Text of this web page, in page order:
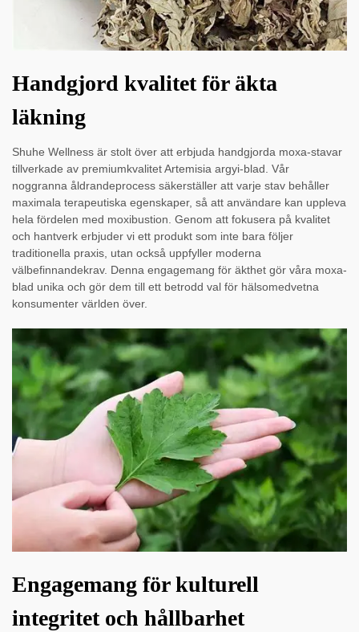
Handgjord kvalitet för äkta
läkning
Shuhe Wellness är stolt över att erbjuda handgjorda moxa-stavar
tillverkade av premiumkvalitet Artemisia argyi-blad. Vår
noggranna åldrandeprocess säkerställer att varje stav behåller
maximala terapeutiska egenskaper, så att användare kan uppleva
hela fördelen med moxibustion. Genom att fokusera på kvalitet
och hantverk erbjuder vi ett produkt som inte bara följer
traditionella praxis, utan också uppfyller moderna
välbefinnandekrav. Denna engagemang för äkthet gör våra moxa-
blad unika och gör dem till ett betrodd val för hälsomedvetna
konsumenter världen över.
Engagemang för kulturell
integritet och hållbarhet